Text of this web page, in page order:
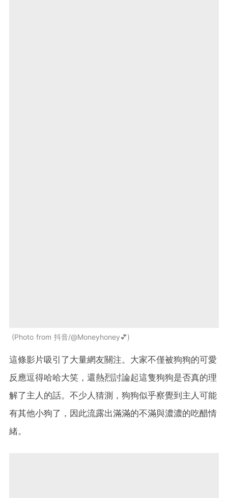
Photo from 抖音/@Moneyhoney💕
這條影片吸引了大量網友關注。大家不僅被狗狗的可愛
反應逗得哈哈大笑，還熱烈討論起這隻狗狗是否真的理
解了主人的話。不少人猜測，狗狗似乎察覺到主人可能
有其他小狗了，因此流露出滿滿的不滿與濃濃的吃醋情
緒。